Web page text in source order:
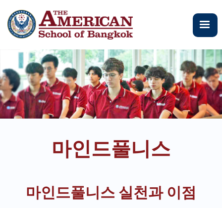
요
콘
건
너
뛰
기
마인드풀니스
마인드풀니스 실천과 이점